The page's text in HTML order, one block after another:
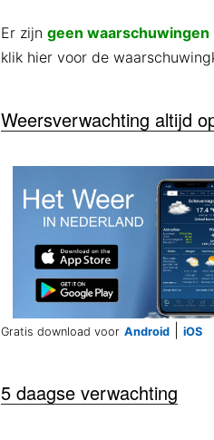
Er zijn geen waarschuwingen
klik hier voor de
Weersverwachting altijd
Gratis download voor Android| iOS
5 daagse verwachting